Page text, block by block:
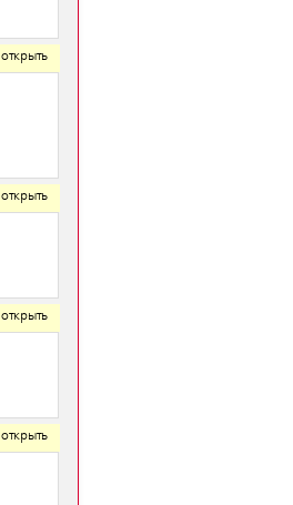
открыть
открыть
открыть
открыть